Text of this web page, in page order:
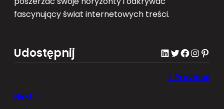
fascynujący świat internetowych treści.
Udostępnij LinkedIn Twitter Facebook Instagram Pinterest